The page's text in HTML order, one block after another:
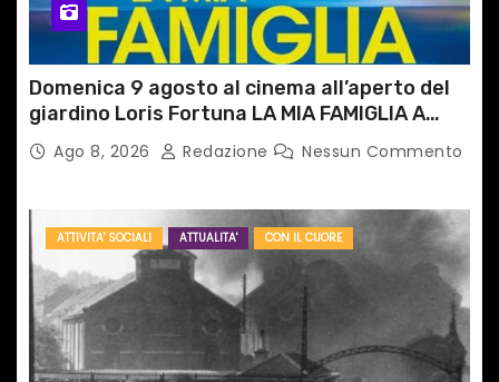
Domenica 9 agosto al cinema all’aperto del
giardino Loris Fortuna LA MIA FAMIGLIA A
TAIPEIAgo 8, 2026 Redazione Nessun Commento
ATTIVITA' SOCIALI ATTUALITA' CON IL CUORE